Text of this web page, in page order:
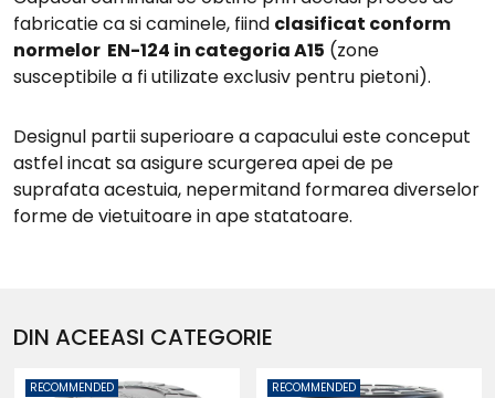
fabricatie ca si caminele, fiind clasificat conform
normelor EN-124 in categoria A15 (zone
susceptibile a fi utilizate exclusiv pentru pietoni).
Designul partii superioare a capacului este conceput
astfel incat sa asigure scurgerea apei de pe
suprafata acestuia, nepermitand formarea diverselor
forme de vietuitoare in ape statatoare.
DIN ACEEASI CATEGORIE
RECOMMENDED
RECOMMENDED